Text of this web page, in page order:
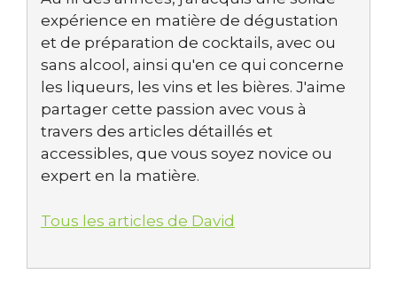
expérience en matière de dégustation
et de préparation de cocktails, avec ou
sans alcool, ainsi qu'en ce qui concerne
les liqueurs, les vins et les bières. J'aime
partager cette passion avec vous à
travers des articles détaillés et
accessibles, que vous soyez novice ou
expert en la matière.
Tous les articles de David